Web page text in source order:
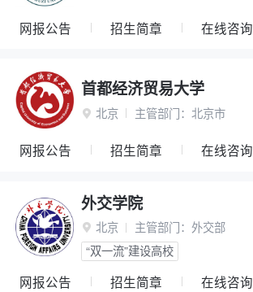
网报公告 招生简章 在线咨询
首都经济贸易大学
 北京 主管部门： 北京市
网报公告 招生简章 在线咨询
外交学院
 北京 主管部门： 外交部
“双一流”建设高校
网报公告 招生简章 在线咨询